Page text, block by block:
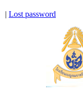
| Lost password